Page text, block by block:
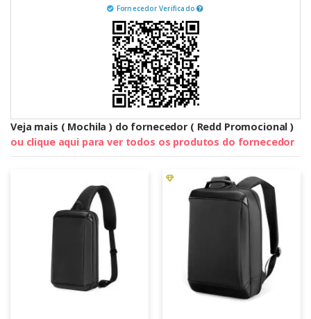
Fornecedor Verificado
Veja mais ( Mochila ) do fornecedor ( Redd Promocional )
ou clique aqui para ver todos os produtos do fornecedor